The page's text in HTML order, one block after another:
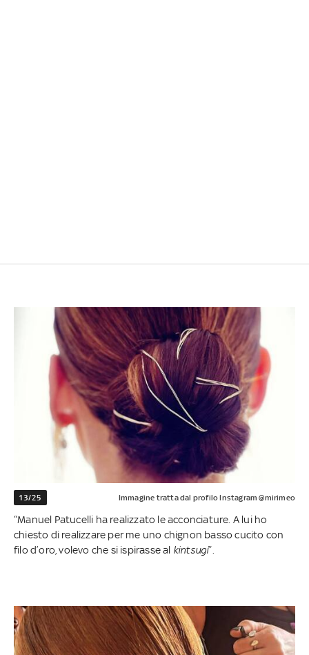
13/25 Immagine tratta dal profilo Instagram @mirimeo
“Manuel Patucelli ha realizzato le acconciature. A lui ho
chiesto di realizzare per me uno chignon basso cucito con
filo d’oro, volevo che si ispirasse al kintsugi”.